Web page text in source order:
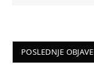
POSLEDNJE OBJAVE